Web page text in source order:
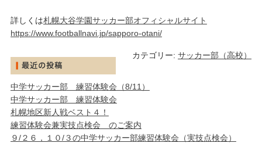
詳しくは札幌大谷学園サッカー部オフィシャルサイト
https://www.footballnavi.jp/sapporo-otani/
カテゴリー:サッカー部（高校）
中学サッカー部 練習体験会（8/11）
中学サッカー部 練習体験会
札幌地区新人戦ベスト４！
練習体験会兼実技点検会 のご案内
９/２６，１０/３の中学サッカー部練習体験会（実技点検会）